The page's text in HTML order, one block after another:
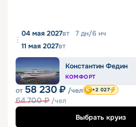
04 мая 2027вт 7 дн/6 нч
11 мая 2027вт
Константин Федин
КОМФОРТ
от 58 230 ₽ /чел
64 700₽ /чел
+2 027
Выбрать круиз